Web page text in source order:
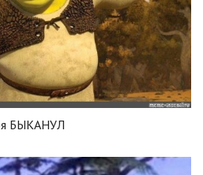
БЫКАНУЛ